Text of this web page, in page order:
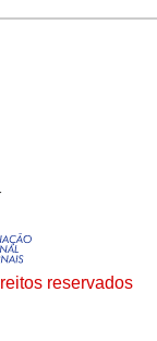
reservados